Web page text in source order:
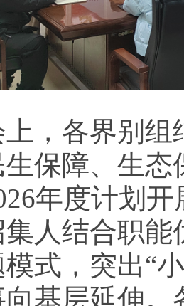
各界别组
保障、生
年度计划
人结合职能
式，突出“
基层延伸